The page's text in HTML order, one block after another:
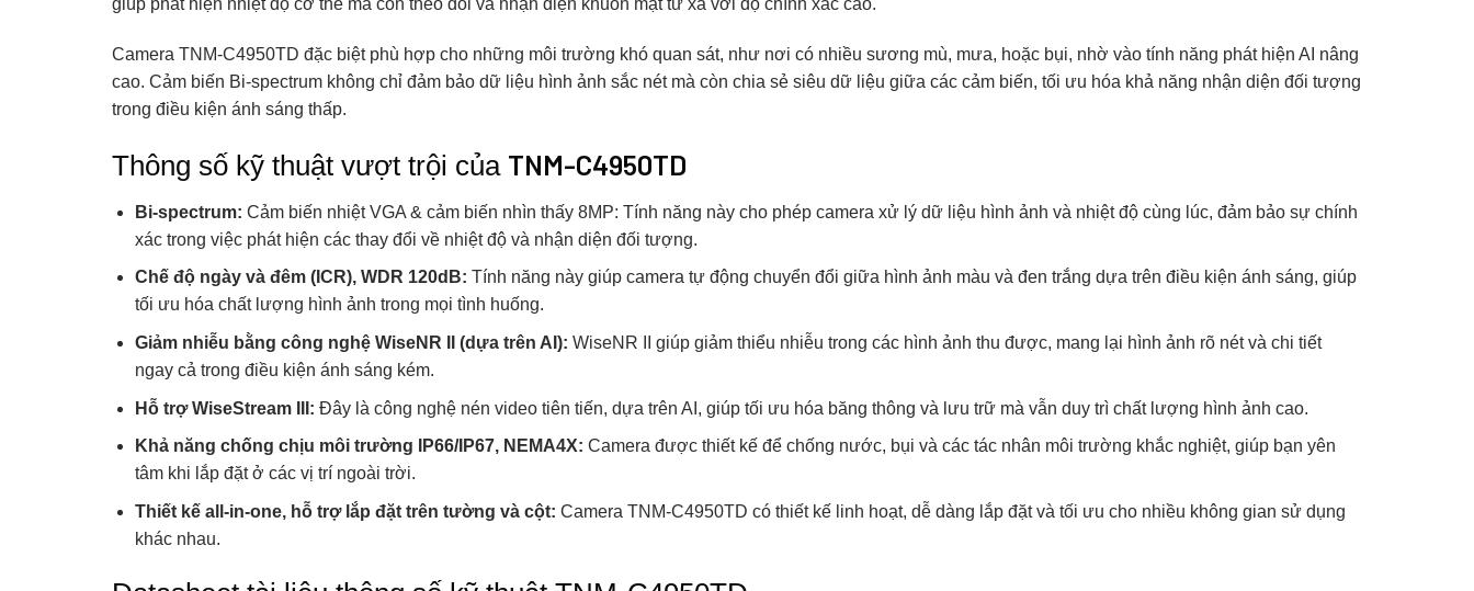
giúp phát hiện nhiệt độ cơ thể mà còn theo dõi và nhận diện khuôn mặt từ xa với độ chính xác cao.
Camera TNM-C4950TD đặc biệt phù hợp cho những môi trường khó quan sát, như nơi có nhiều sương mù, mưa, hoặc bụi, nhờ vào tính năng phát hiện AI nâng
cao. Cảm biến Bi-spectrum không chỉ đảm bảo dữ liệu hình ảnh sắc nét mà còn chia sẻ siêu dữ liệu giữa các cảm biến, tối ưu hóa khả năng nhận diện đối tượng
trong điều kiện ánh sáng thấp.
Thông số kỹ thuật vượt trội của TNM-C4950TD
Bi-spectrum: Cảm biến nhiệt VGA & cảm biến nhìn thấy 8MP: Tính năng này cho phép camera xử lý dữ liệu hình ảnh và nhiệt độ cùng lúc, đảm bảo sự chính
xác trong việc phát hiện các thay đổi về nhiệt độ và nhận diện đối tượng.
Chế độ ngày và đêm (ICR), WDR 120dB: Tính năng này giúp camera tự động chuyển đổi giữa hình ảnh màu và đen trắng dựa trên điều kiện ánh sáng, giúp
tối ưu hóa chất lượng hình ảnh trong mọi tình huống.
Giảm nhiễu bằng công nghệ WiseNR II (dựa trên AI): WiseNR II giúp giảm thiểu nhiễu trong các hình ảnh thu được, mang lại hình ảnh rõ nét và chi tiết
ngay cả trong điều kiện ánh sáng kém.
Hỗ trợ WiseStream III: Đây là công nghệ nén video tiên tiến, dựa trên AI, giúp tối ưu hóa băng thông và lưu trữ mà vẫn duy trì chất lượng hình ảnh cao.
Khả năng chống chịu môi trường IP66/IP67, NEMA4X: Camera được thiết kế để chống nước, bụi và các tác nhân môi trường khắc nghiệt, giúp bạn yên
tâm khi lắp đặt ở các vị trí ngoài trời.
Thiết kế all-in-one, hỗ trợ lắp đặt trên tường và cột: Camera TNM-C4950TD có thiết kế linh hoạt, dễ dàng lắp đặt và tối ưu cho nhiều không gian sử dụng
khác nhau.